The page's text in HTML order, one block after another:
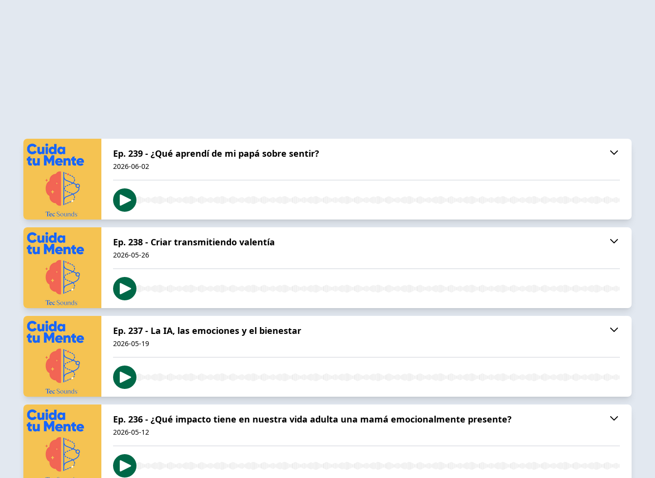
Ep. 239 - ¿Qué aprendí de mi papá sobre sentir?
2026-06-02
Ep. 238 - Criar transmitiendo valentía
2026-05-26
Ep. 237 - La IA, las emociones y el bienestar
2026-05-19
Ep. 236 - ¿Qué impacto tiene en nuestra vida adulta una mamá emocionalmente presente?
2026-05-12